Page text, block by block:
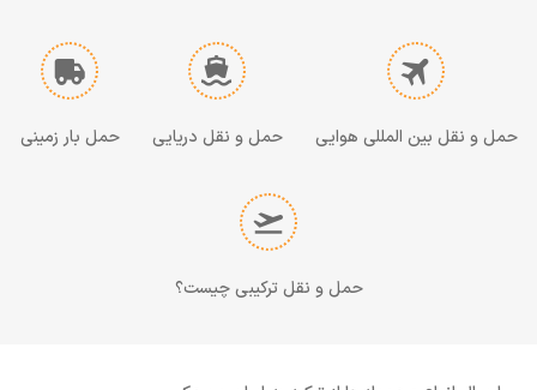
حمل و نقل بین المللی هوایی حمل و نقل دریایی حمل بار زمینی
حمل و نقل ترکیبی چیست؟